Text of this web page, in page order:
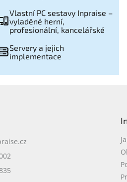
Vlastní PC sestavy Inpraise –
vyladěné herní,
profesionální, kancelářské
Servery a jejich
implementace